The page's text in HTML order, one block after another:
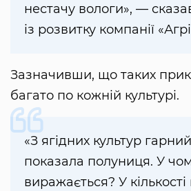
нестачу вологи», —
із розвитку компанії
Зазначивши, що таких
багато по кожній культурі.
«З ягідних культур
показала полуниця. У
виражається? У